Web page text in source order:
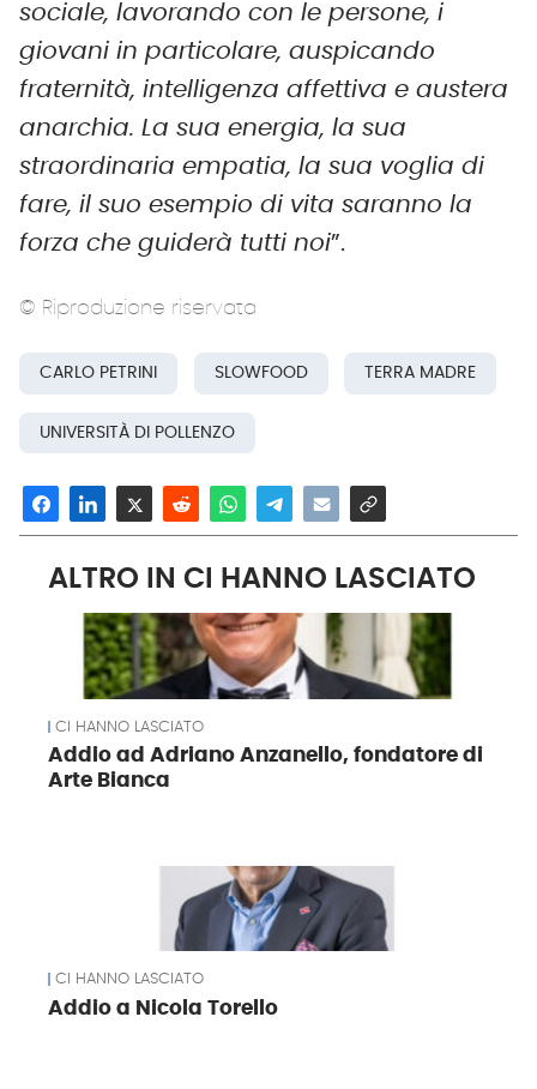
sociale, lavorando con le persone, i
giovani in particolare, auspicando
fraternità, intelligenza affettiva e austera
anarchia. La sua energia, la sua
straordinaria empatia, la sua voglia di
fare, il suo esempio di vita saranno la
forza che guiderà tutti noi”.
© Riproduzione riservata
CARLO PETRINI SLOWFOOD TERRA MADRE
UNIVERSITÀ DI POLLENZO
ALTRO IN CI HANNO LASCIATO
CI HANNO LASCIATO
Addio ad Adriano Anzanello, fondatore di
Arte Bianca
CI HANNO LASCIATO
Addio a Nicola Torello